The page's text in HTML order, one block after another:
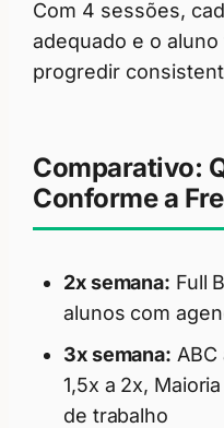
Com 4 sessões,
adequado e o
progredir
Comparativo:
Conforme a
2x semana: Full
alunos com
3x semana:
1,5x a 2x,
de trabalho